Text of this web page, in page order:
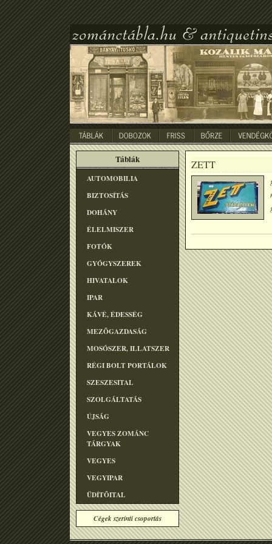
Táblák
AUTOMOBILIA
BIZTOSÍTÁS
DOHÁNY
ÉLELMISZER
FOTÓK
GYÓGYSZEREK
HIVATALOK
IPAR
KÁVÉ, ÉDESSÉG
MEZÕGAZDASÁG
MOSÓSZER, ILLATSZER
RÉGI BOLT PORTÁLOK
SZESZESITAL
SZOLGÁLTATÁS
ÚJSÁG
VEGYES ZOMÁNC
TÁRGYAK
VEGYES
VEGYIPAR
ÜDÍTÕITAL
Cégek szerinti csoportás
ZETT